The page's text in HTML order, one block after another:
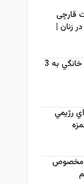
قارچی
زنان |
کاربردی
طرز تهيه خیار شور خانگي به 3
غذاي رژيمي
مخصوص